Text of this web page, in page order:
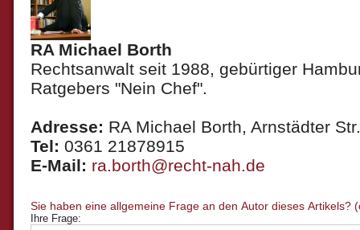
RA Michael Borth
Rechtsanwalt seit 1988, gebürtiger
Ratgebers "Nein Chef".
Adresse: RA Michael Borth, Arnstädter
Tel: 0361 21878915
E-Mail: ra.borth@recht-nah.de
Ihre Frage: